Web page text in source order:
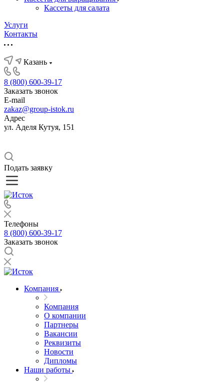
Кассеты для салата
Услуги
Контакты
Казань
8 (800) 600-39-17
Заказать звонок
E-mail
zakaz@group-istok.ru
Адрес
ул. Аделя Кутуя, 151
Подать заявку
Телефоны
8 (800) 600-39-17
Заказать звонок
Компания
Компания
О компании
Партнеры
Вакансии
Реквизиты
Новости
Дипломы
Наши работы